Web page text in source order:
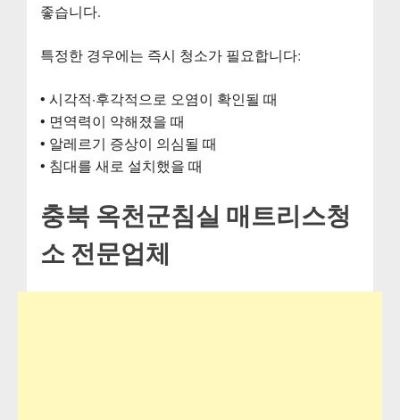
좋습니다.
특정한 경우에는 즉시 청소가 필요합니다:
• 시각적·후각적으로 오염이 확인될 때
• 면역력이 약해졌을 때
• 알레르기 증상이 의심될 때
• 침대를 새로 설치했을 때
충북 옥천군침실 매트리스청
소 전문업체